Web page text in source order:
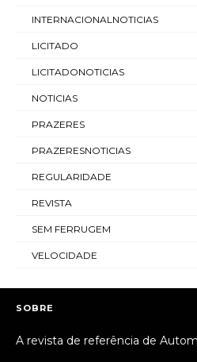
INTERNACIONALNOTICIAS
LICITADO
LICITADONOTICIAS
NOTICIAS
PRAZERES
PRAZERESNOTICIAS
REGULARIDADE
REVISTA
SEM FERRUGEM
VELOCIDADE
SOBRE
A revista de referência de